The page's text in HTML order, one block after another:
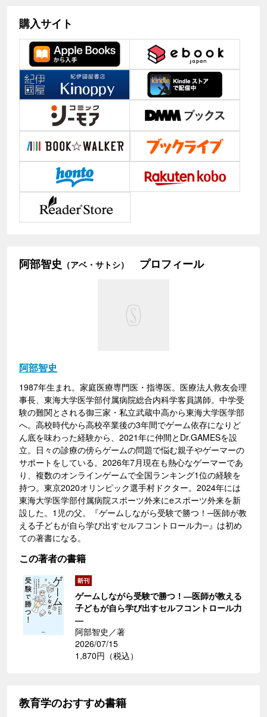
購入サイト
阿部智史 （アベ・サトシ） プロフィール
阿部智史
1987年生まれ。家庭医療専門医・指導医。医療法人救友会理
事長、東海大学医学部付属病院総合内科学客員講師。中学受
験の難関とされる御三家・私立武蔵中高から東海大学医学部
へ。高校時代から高校卒業後の3年間でゲーム依存になりど
ん底を味わった経験から、2021年に仲間とDr.GAMESを設
立。日々の診療の傍らゲームの問題で悩む親子やゲーマーの
サポートをしている。2026年7月現在も熱心なゲーマーであ
り、複数のオンラインゲームで全国ランキング1位の経験を
持つ。東京2020オリンピック選手村ドクター。2024年には
東海大学医学部付属病院スポーツ外来にeスポーツ外来を新
設した。1児の父。『ゲームしながら受験で勝つ！─医師が教
える子どもが自ら学び出すセルフコントロール力─』は初め
ての著書になる。
この著者の書籍
ゲームしながら受験で勝つ！―医師が教える
子どもが自ら学び出すセルフコントロール力
―
阿部智史／著
2026/07/15
1,870円（税込）
教育学のおすすめ書籍